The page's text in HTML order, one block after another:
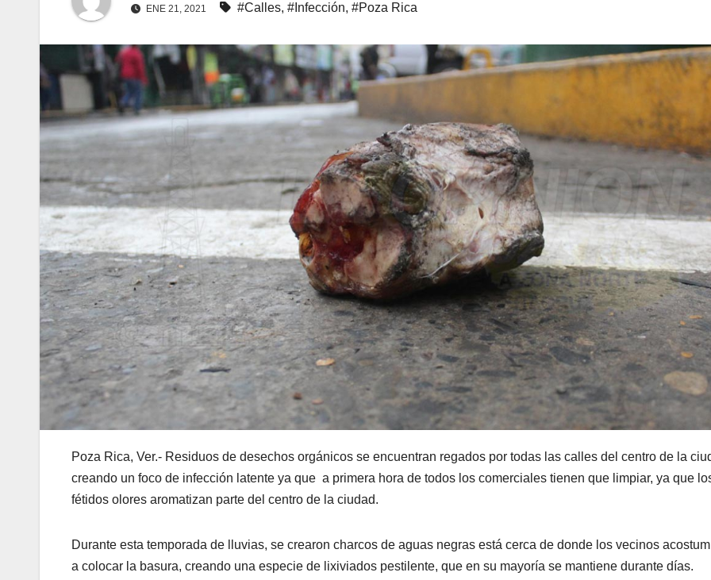
ENE 21, 2021 #Calles, #Infección, #Poza Rica
Poza Rica, Ver.- Residuos de desechos orgánicos se encuentran regados por todas las calles del centro de la
creando un foco de infección latente ya que a primera hora de todos los comerciales tienen que limpiar, ya que
fétidos olores aromatizan parte del centro de la ciudad.
Durante esta temporada de lluvias, se crearon charcos de aguas negras está cerca de donde los vecinos
a colocar la basura, creando una especie de lixiviados pestilente, que en su mayoría se mantiene durante días.